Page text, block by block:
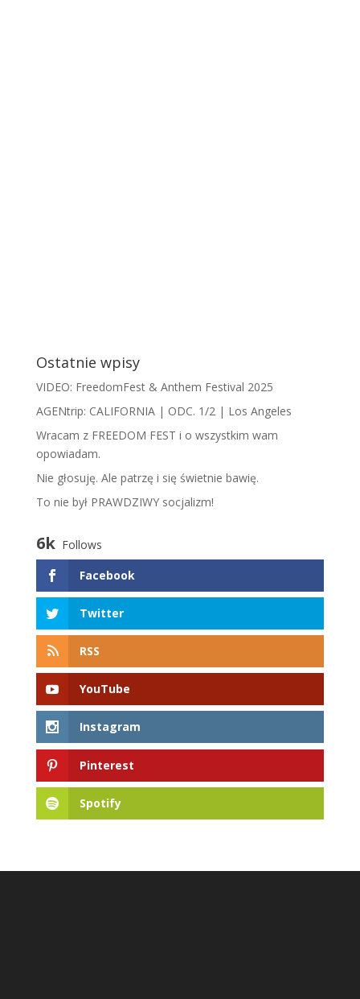
Ostatnie wpisy
VIDEO: FreedomFest & Anthem Festival 2025
AGENtrip: CALIFORNIA | ODC. 1/2 | Los Angeles
Wracam z FREEDOM FEST i o wszystkim wam
opowiadam.
​N​ie głosuję. Ale patrzę i się świetnie bawię.
To nie był PRAWDZIWY socjalizm!
6k Follows
Facebook
Twitter
RSS
YouTube
Instagram
Pinterest
Spotify